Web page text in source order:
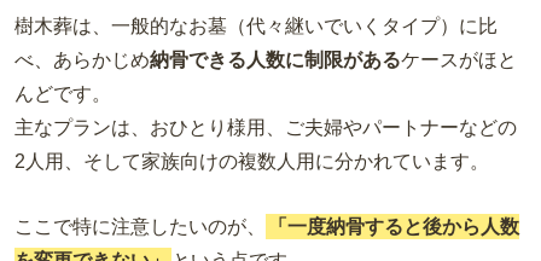
樹木葬は、一般的なお墓（代々継いでいくタイプ）に比
べ、あらかじめ納骨できる人数に制限があるケースがほと
んどです。
主なプランは、おひとり様用、ご夫婦やパートナーなどの
2人用、そして家族向けの複数人用に分かれています。
ここで特に注意したいのが、
「一度納骨すると後から人数